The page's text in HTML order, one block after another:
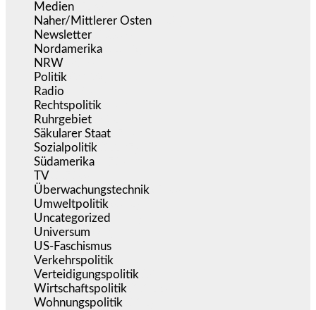
Medien
Naher/Mittlerer Osten
Newsletter
Nordamerika
NRW
Politik
Radio
Rechtspolitik
Ruhrgebiet
Säkularer Staat
Sozialpolitik
Südamerika
TV
Überwachungstechnik
Umweltpolitik
Uncategorized
Universum
US-Faschismus
Verkehrspolitik
Verteidigungspolitik
Wirtschaftspolitik
Wohnungspolitik